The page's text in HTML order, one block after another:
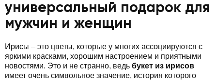
универсальный подарок для
мужчин и женщин
Ирисы – это цветы, которые у многих ассоциируются с
яркими красками, хорошим настроением и приятными
новостями. Это и не странно, ведь букет из ирисов
имеет очень символьное значение, история которого